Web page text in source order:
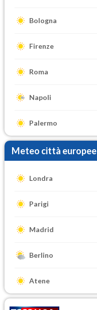
Bologna
Firenze
Roma
Napoli
Palermo
Meteo città europee
Londra
Parigi
Madrid
Berlino
Atene